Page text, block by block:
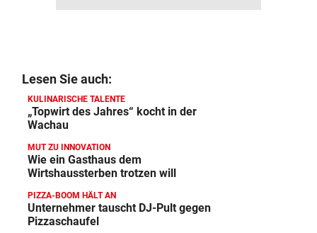
Lesen Sie auch:
KULINARISCHE TALENTE
„Topwirt des Jahres“ kocht in der
Wachau
MUT ZU INNOVATION
Wie ein Gasthaus dem
Wirtshaussterben trotzen will
PIZZA-BOOM HÄLT AN
Unternehmer tauscht DJ-Pult gegen
Pizzaschaufel